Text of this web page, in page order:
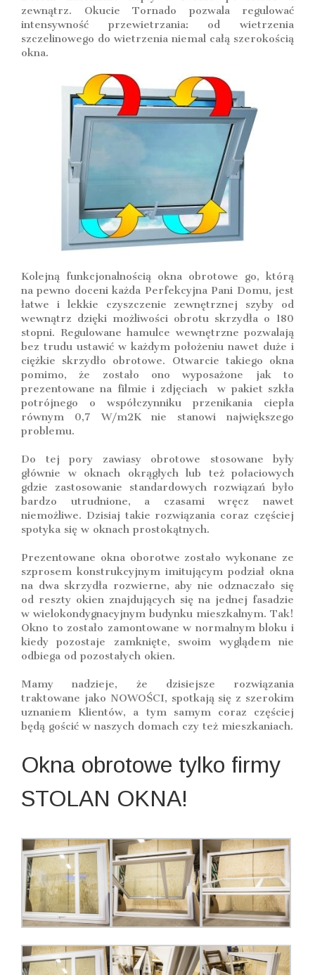
zewnątrz. Okucie Tornado pozwala regulować
intensywność przewietrzania: od wietrzenia
szczelinowego do wietrzenia niemal całą szerokością
okna.
Kolejną funkcjonalnością okna obrotowe go, którą
na pewno doceni każda Perfekcyjna Pani Domu, jest
łatwe i lekkie czyszczenie zewnętrznej szyby od
wewnątrz dzięki możliwości obrotu skrzydła o 180
stopni. Regulowane hamulce wewnętrzne pozwalają
bez trudu ustawić w każdym położeniu nawet duże i
ciężkie skrzydło obrotowe. Otwarcie takiego okna
pomimo, że zostało ono wyposażone jak to
prezentowane na filmie i zdjęciach w pakiet szkła
potrójnego o współczynniku przenikania ciepła
równym 0,7 W/m2K nie stanowi największego
problemu.
Do tej pory zawiasy obrotowe stosowane były
głównie w oknach okrągłych lub też połaciowych
gdzie zastosowanie standardowych rozwiązań było
bardzo utrudnione, a czasami wręcz nawet
niemożliwe. Dzisiaj takie rozwiązania coraz częściej
spotyka się w oknach prostokątnych.
Prezentowane okna oborotwe zostało wykonane ze
szprosem konstrukcyjnym imitującym podział okna
na dwa skrzydła rozwierne, aby nie odznaczało się
od reszty okien znajdujących się na jednej fasadzie
w wielokondygnacyjnym budynku mieszkalnym. Tak!
Okno to zostało zamontowane w normalnym bloku i
kiedy pozostaje zamknięte, swoim wyglądem nie
odbiega od pozostałych okien.
Mamy nadzieje, że dzisiejsze rozwiązania
traktowane jako NOWOŚCI, spotkają się z szerokim
uznaniem Klientów, a tym samym coraz częściej
będą gościć w naszych domach czy też mieszkaniach.
Okna obrotowe tylko firmy
STOLAN OKNA!